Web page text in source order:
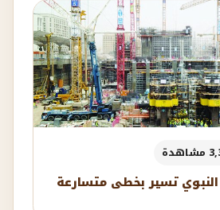
تسير بخطى متسارعة